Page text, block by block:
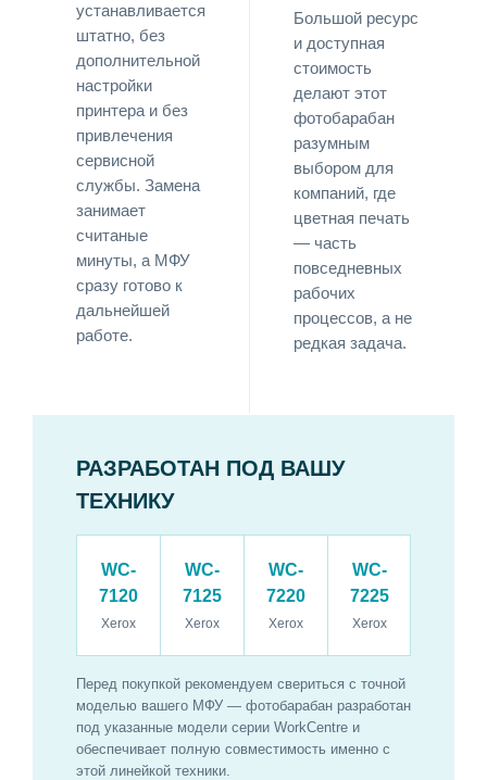
устанавливается
штатно, без
дополнительной
настройки
принтера и без
привлечения
сервисной
службы. Замена
занимает
считаные
минуты, а МФУ
сразу готово к
дальнейшей
работе.
Большой ресурс
и доступная
стоимость
делают этот
фотобарабан
разумным
выбором для
компаний, где
цветная печать
— часть
повседневных
рабочих
процессов, а не
редкая задача.
РАЗРАБОТАН ПОД ВАШУ
ТЕХНИКУ
WC-
7120
Xerox
WC-
7125
Xerox
WC-
7220
Xerox
WC-
7225
Xerox
Перед покупкой рекомендуем свериться с точной
моделью вашего МФУ — фотобарабан разработан
под указанные модели серии WorkCentre и
обеспечивает полную совместимость именно с
этой линейкой техники.